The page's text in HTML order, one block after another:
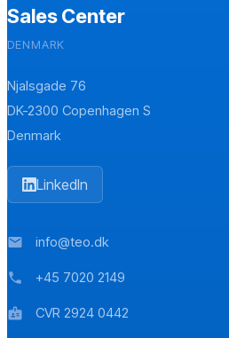
g
*
Sales Center
DENMARK
Njalsgade 76
DK-2300 Copenhagen S
Denmark
LinkedIn
mail info@teo.dk
phone +45 7020 2149
badge CVR 2924 0442